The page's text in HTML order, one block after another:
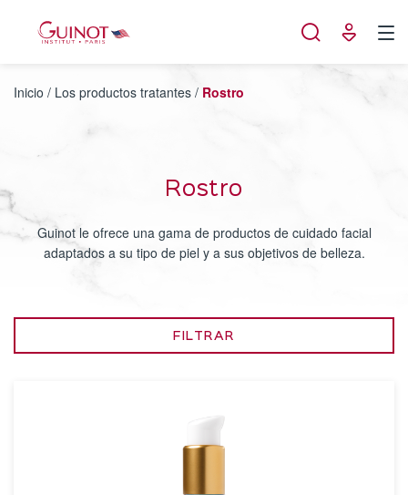
Inicio / Los productos tratantes / Rostro
Rostro
Guinot le ofrece una gama de productos de cuidado facial
adaptados a su tipo de piel y a sus objetivos de belleza.
FILTRAR